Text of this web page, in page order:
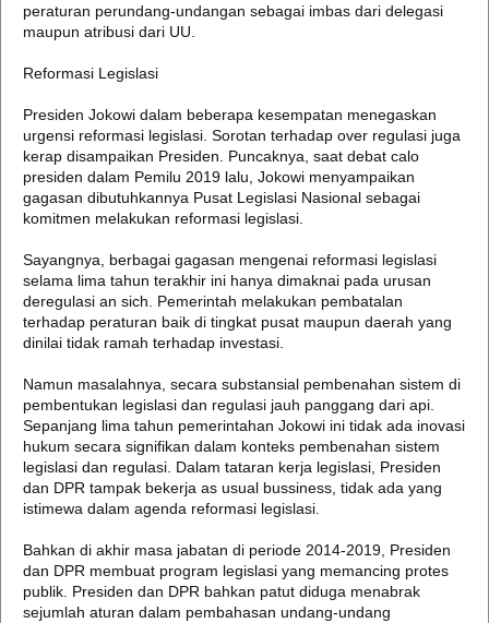
peraturan perundang-undangan sebagai imbas dari delegasi
maupun atribusi dari UU.
Reformasi Legislasi
Presiden Jokowi dalam beberapa kesempatan menegaskan
urgensi reformasi legislasi. Sorotan terhadap over regulasi juga
kerap disampaikan Presiden. Puncaknya, saat debat calo
presiden dalam Pemilu 2019 lalu, Jokowi menyampaikan
gagasan dibutuhkannya Pusat Legislasi Nasional sebagai
komitmen melakukan reformasi legislasi.
Sayangnya, berbagai gagasan mengenai reformasi legislasi
selama lima tahun terakhir ini hanya dimaknai pada urusan
deregulasi an sich. Pemerintah melakukan pembatalan
terhadap peraturan baik di tingkat pusat maupun daerah yang
dinilai tidak ramah terhadap investasi.
Namun masalahnya, secara substansial pembenahan sistem di
pembentukan legislasi dan regulasi jauh panggang dari api.
Sepanjang lima tahun pemerintahan Jokowi ini tidak ada inovasi
hukum secara signifikan dalam konteks pembenahan sistem
legislasi dan regulasi. Dalam tataran kerja legislasi, Presiden
dan DPR tampak bekerja as usual bussiness, tidak ada yang
istimewa dalam agenda reformasi legislasi.
Bahkan di akhir masa jabatan di periode 2014-2019, Presiden
dan DPR membuat program legislasi yang memancing protes
publik. Presiden dan DPR bahkan patut diduga menabrak
sejumlah aturan dalam pembahasan undang-undang